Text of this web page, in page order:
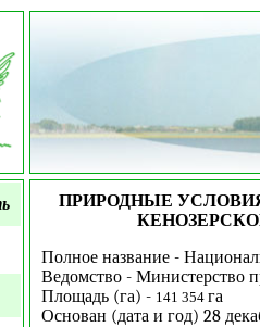
ПРИРОДНЫЕ
Полное название -
Ведомство - Министерство
Площадь (га) - 141 354 га
Основан (дата и год) 28